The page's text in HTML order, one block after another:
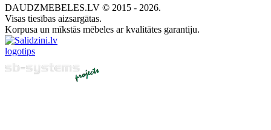
DAUDZMEBELES.LV © 2015 - 2026.
Visas tiesības aizsargātas.
Korpusa un mīkstās mēbeles ar kvalitātes garantiju.